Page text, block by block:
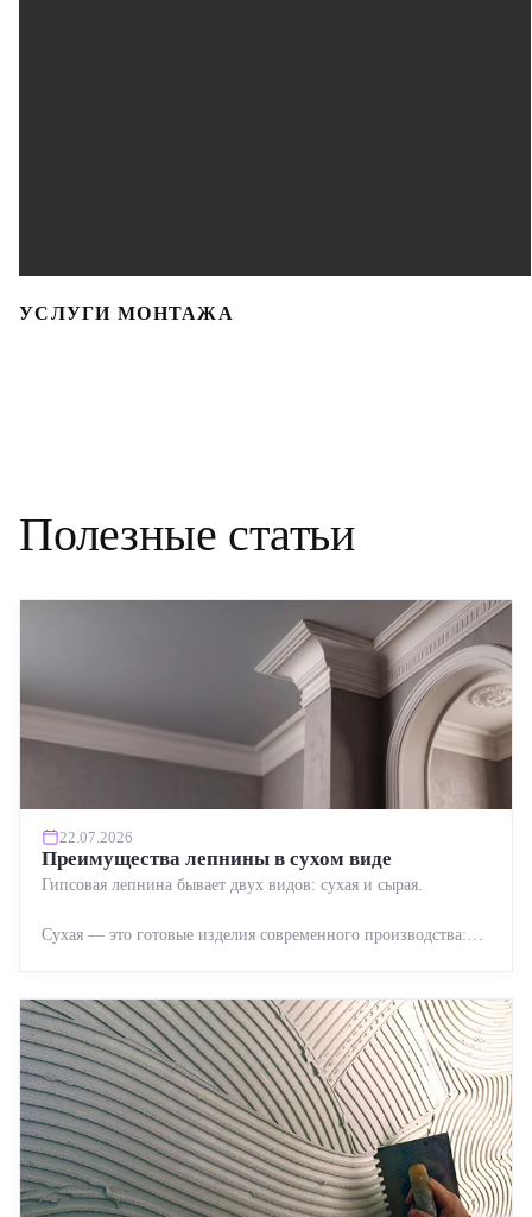
УСЛУГИ МОНТАЖА
Полезные статьи
22.07.2026
Преимущества лепнины в сухом виде
Гипсовая лепнина бывает двух видов: сухая и сырая.
Сухая — это готовые изделия современного производства: